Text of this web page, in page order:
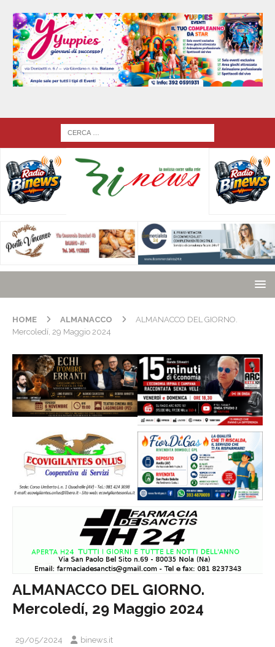
HOME ALMANACCO
ALMANACCO DEL GIORNO.
Mercoledí, 29 Maggio 2024
ALMANACCO DEL GIORNO.
Mercoledí, 29 Maggio 2024
29/05/2024 binews.it